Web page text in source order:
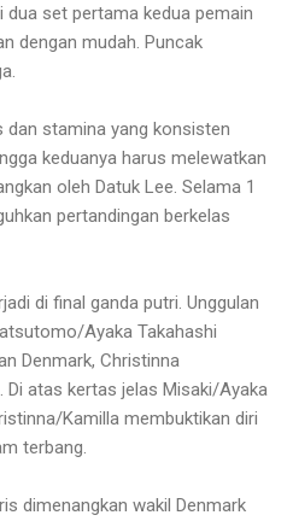
dua set pertama kedua pemain
dengan mudah. Puncak
dan stamina yang konsisten
keduanya harus melewatkan
oleh Datuk Lee. Selama 1
pertandingan berkelas
di final ganda putri. Unggulan
Ayaka Takahashi
Denmark, Christinna
atas kertas jelas Misaki/Ayaka
Kamilla membuktikan diri
terbang.
dimenangkan wakil Denmark